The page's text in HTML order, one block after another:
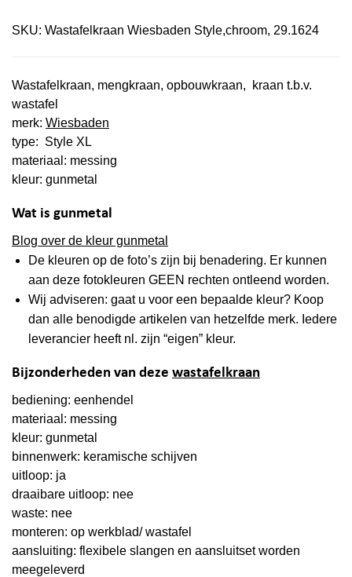
SKU: Wastafelkraan Wiesbaden Style,chroom, 29.1624
Wastafelkraan, mengkraan, opbouwkraan, kraan t.b.v.
wastafel
merk: Wiesbaden
type: Style XL
materiaal: messing
kleur: gunmetal
Wat is gunmetal
Blog over de kleur gunmetal
De kleuren op de foto’s zijn bij benadering. Er kunnen
aan deze fotokleuren GEEN rechten ontleend worden.
Wij adviseren: gaat u voor een bepaalde kleur? Koop
dan alle benodigde artikelen van hetzelfde merk. Iedere
leverancier heeft nl. zijn “eigen” kleur.
Bijzonderheden van deze wastafelkraan
bediening: eenhendel
materiaal: messing
kleur: gunmetal
binnenwerk: keramische schijven
uitloop: ja
draaibare uitloop: nee
waste: nee
monteren: op werkblad/ wastafel
aansluiting: flexibele slangen en aansluitset worden
meegeleverd